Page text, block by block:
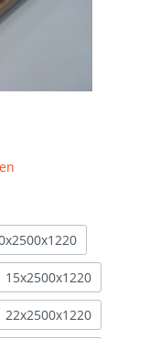
15x2500x1220
22x2500x1220